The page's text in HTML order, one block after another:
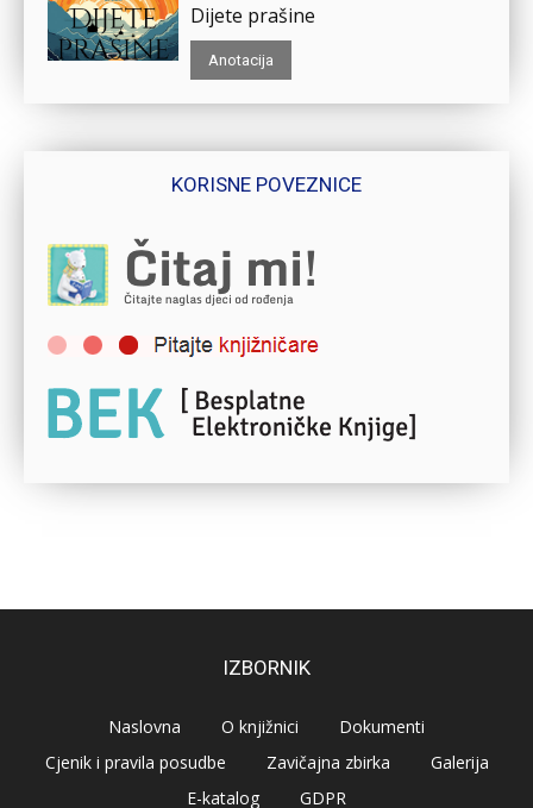
Dijete prašine
Anotacija
KORISNE POVEZNICE
IZBORNIK
Naslovna O knjižnici
Dokumenti
Cjenik i pravila posudbe
Zavičajna zbirka
Galerija
E-katalog
GDPR